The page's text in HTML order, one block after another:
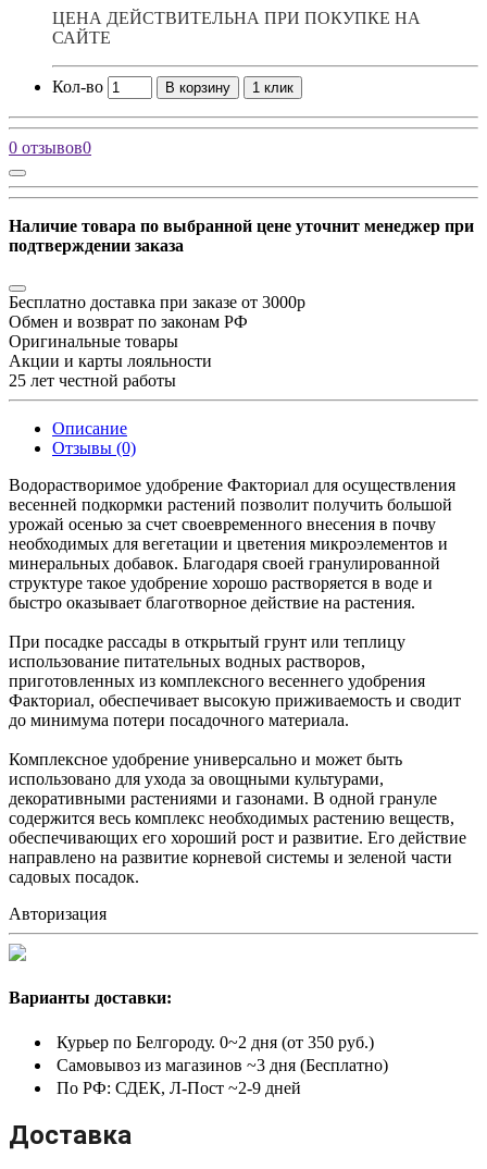
ЦЕНА ДЕЙСТВИТЕЛЬНА ПРИ ПОКУПКЕ НА
САЙТЕ
Кол-во В корзину 1 клик
0 отзывов0
Наличие товара по выбранной цене уточнит менеджер при
подтверждении заказа
Бесплатно доставка при заказе от 3000р
Обмен и возврат по законам РФ
Оригинальные товары
Акции и карты лояльности
25 лет честной работы
Описание
Отзывы (0)
Водорастворимое удобрение Факториал для осуществления
весенней подкормки растений позволит получить большой
урожай осенью за счет своевременного внесения в почву
необходимых для вегетации и цветения микроэлементов и
минеральных добавок. Благодаря своей гранулированной
структуре такое удобрение хорошо растворяется в воде и
быстро оказывает благотворное действие на растения.
При посадке рассады в открытый грунт или теплицу
использование питательных водных растворов,
приготовленных из комплексного весеннего удобрения
Факториал, обеспечивает высокую приживаемость и сводит
до минимума потери посадочного материала.
Комплексное удобрение универсально и может быть
использовано для ухода за овощными культурами,
декоративными растениями и газонами. В одной грануле
содержится весь комплекс необходимых растению веществ,
обеспечивающих его хороший рост и развитие. Его действие
направлено на развитие корневой системы и зеленой части
садовых посадок.
Авторизация
Варианты доставки:
Курьер по Белгороду. 0~2 дня (от 350 руб.)
Самовывоз из магазинов ~3 дня (Бесплатно)
По РФ: СДЕК, Л-Пост ~2-9 дней
Доставка